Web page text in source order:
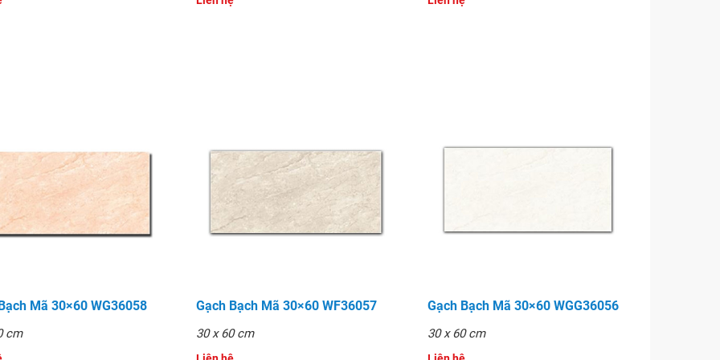
Mã 30×60 WG36058
cm
Gạch Bạch Mã 30×60 WF36057
30 x 60 cm
Gạch Bạch Mã 30×60 WGG36056
30 x 60 cm